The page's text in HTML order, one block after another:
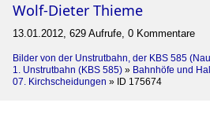
Wolf-Dieter Thieme
13.01.2012, 629 Aufrufe, 0 Kommentare
Bilder von der Unstrutbahn, der KBS 585
1. Unstrutbahn (KBS 585) » Bahnhöfe und
07. Kirchscheidungen » ID 175674